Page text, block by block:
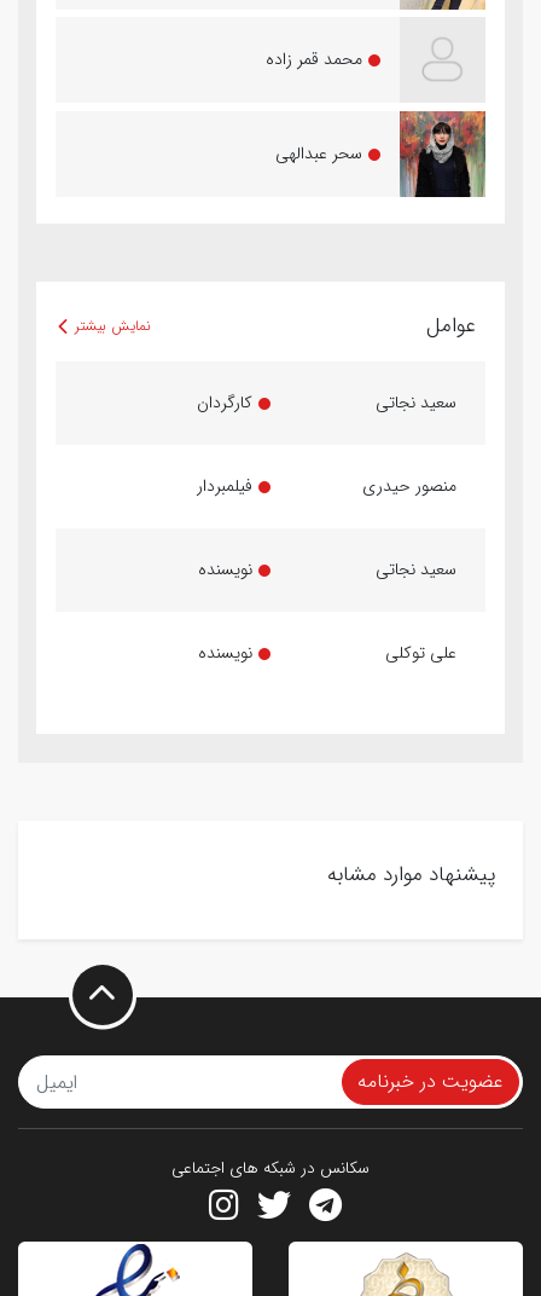
محمد قمر زاده
سحر عبدالهی
عوامل نمایش بیشتر
سعید نجاتی کارگردان
منصور حیدری فیلمبردار
سعید نجاتی نویسنده
علی توکلی نویسنده
پیشنهاد موارد مشابه
عضویت در خبرنامه
سکانس در شبکه های اجتماعی